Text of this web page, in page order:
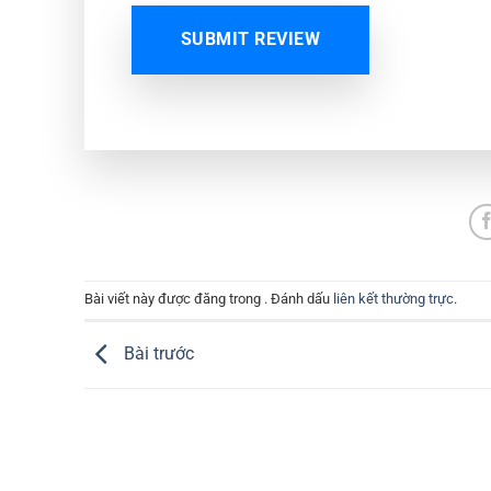
SUBMIT REVIEW
Bài viết này được đăng trong . Đánh dấu liên kết thường trực.
Bài trước